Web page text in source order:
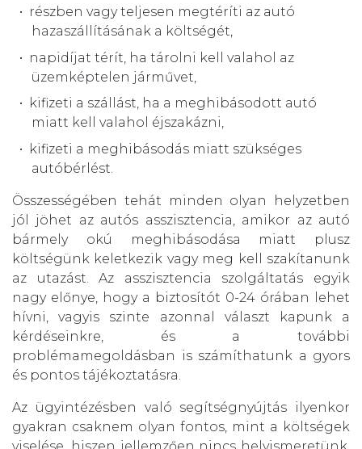
részben vagy teljesen megtéríti az autó
hazaszállításának a költségét,
napidíjat térít, ha tárolni kell valahol az
üzemképtelen járművet,
kifizeti a szállást, ha a meghibásodott autó
miatt kell valahol éjszakázni,
kifizeti a meghibásodás miatt szükséges
autóbérlést.
Összességében tehát minden olyan helyzetben
jól jöhet az autós asszisztencia, amikor az autó
bármely okú meghibásodása miatt plusz
költségünk keletkezik vagy meg kell szakítanunk
az utazást. Az asszisztencia szolgáltatás egyik
nagy előnye, hogy a biztosítót 0-24 órában lehet
hívni, vagyis szinte azonnal választ kapunk a
kérdéseinkre, és a további
problémamegoldásban is számíthatunk a gyors
és pontos tájékoztatásra.
Az ügyintézésben való segítségnyújtás ilyenkor
gyakran csaknem olyan fontos, mint a költségek